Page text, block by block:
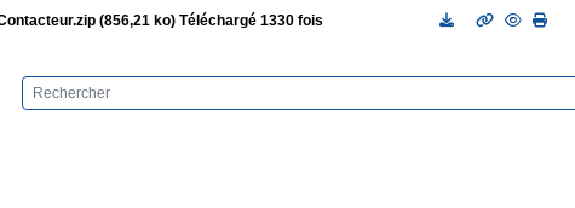
(856,21 ko) Téléchargé 1330 fois